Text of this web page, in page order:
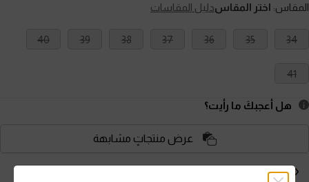
المقاس: اختر المقاسدليل المقاسات
34
35
36
37
38
39
40
41
هل أعجبكَ ما رأيت؟
عرض منتجاتٍ مشابهة
ملاحظات المحرر